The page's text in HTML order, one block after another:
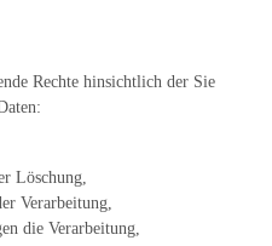
Rechte hinsichtlich der Sie
Löschung,
Verarbeitung,
die Verarbeitung,